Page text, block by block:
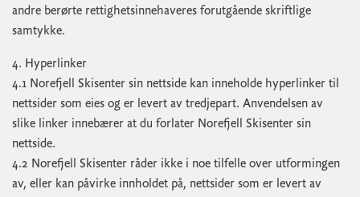
andre berørte rettighetsinnehaveres forutgående skriftlige
samtykke.
4. Hyperlinker
4.1 Norefjell Skisenter sin nettside kan inneholde hyperlinker til
nettsider som eies og er levert av tredjepart. Anvendelsen av
slike linker innebærer at du forlater Norefjell Skisenter sin
nettside.
4.2 Norefjell Skisenter råder ikke i noe tilfelle over utformingen
av, eller kan påvirke innholdet på, nettsider som er levert av